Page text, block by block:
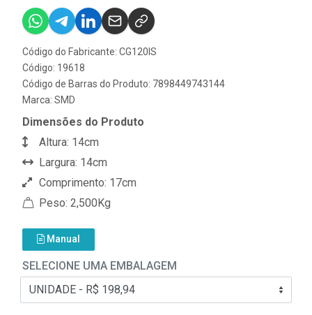
Código do Fabricante: CG120IS
Código: 19618
Código de Barras do Produto: 7898449743144
Marca: SMD
Dimensões do Produto
Altura: 14cm
Largura: 14cm
Comprimento: 17cm
Peso: 2,500Kg
Manual
SELECIONE UMA EMBALAGEM